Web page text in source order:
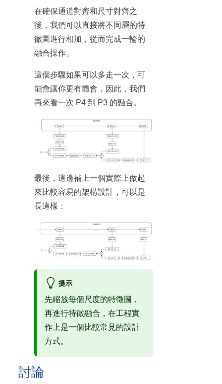
在確保通道對齊和尺寸對齊之
後，我們可以直接將不同層的特
徵圖進行相加，從而完成一輪的
融合操作。
這個步驟如果可以多走一次，可
能會讓你更有體會，因此，我們
再來看一次 P4 到 P3 的融合。
最後，這邊補上一個實際上做起
來比較容易的架構設計，可以是
長這樣：
提示
先縮放每個尺度的特徵圖，
再進行特徵融合，在工程實
作上是一個比較常見的設計
方式。
討論